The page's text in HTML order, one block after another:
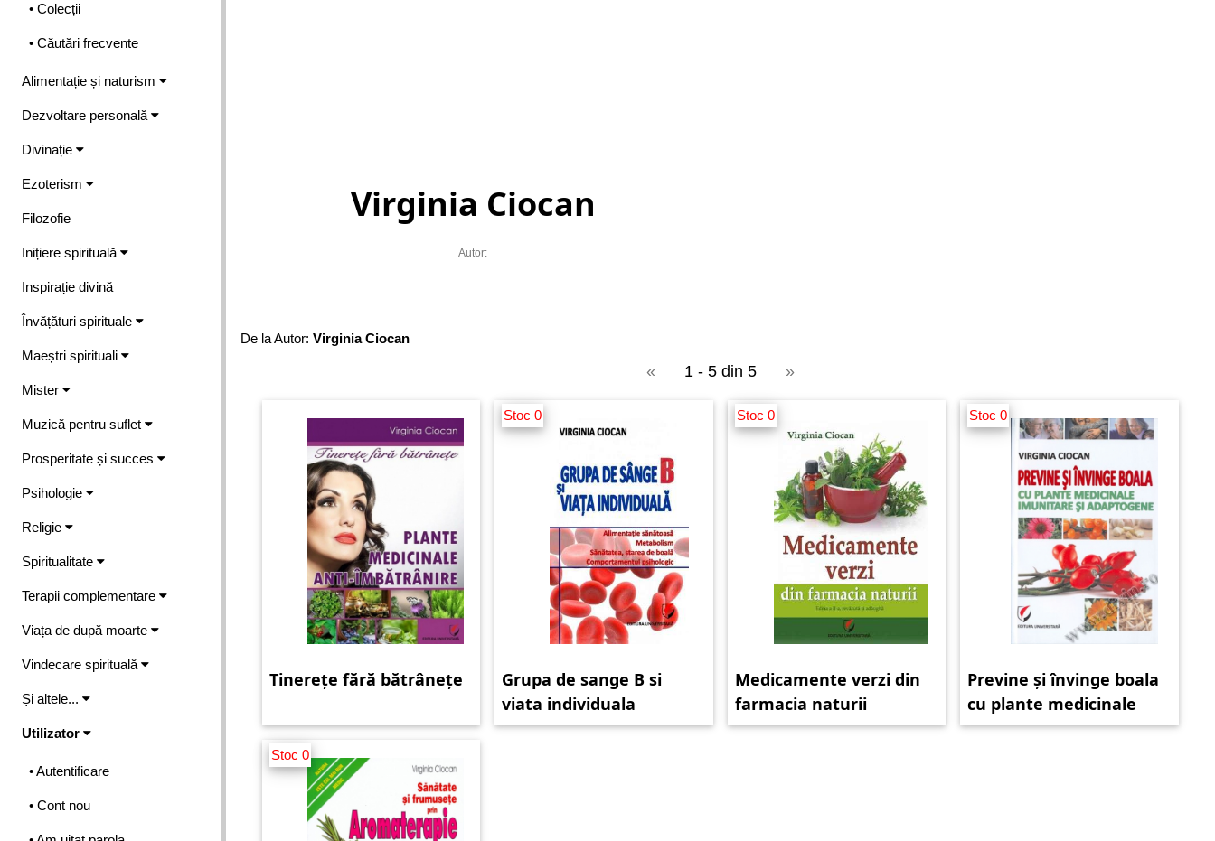
• Colecții
• Căutări frecvente
Alimentație și naturism
Dezvoltare personală
Divinație
Ezoterism
Filozofie
Inițiere spirituală
Inspirație divină
Învățături spirituale
Maeștri spirituali
Mister
Muzică pentru suflet
Prosperitate și succes
Psihologie
Religie
Spiritualitate
Terapii complementare
Viața de după moarte
Vindecare spirituală
Și altele...
Utilizator
• Autentificare
• Cont nou
Virginia Ciocan
Autor:
De la Autor: Virginia Ciocan
« 1 - 5 din 5 »
Tinerețe fără bătrânețe
Stoc 0
Grupa de sange B si
viata individuala
Stoc 0
Medicamente verzi din
farmacia naturii
Stoc 0
Previne și învinge boala
cu plante medicinale
imunitare și adaptogene
Stoc 0